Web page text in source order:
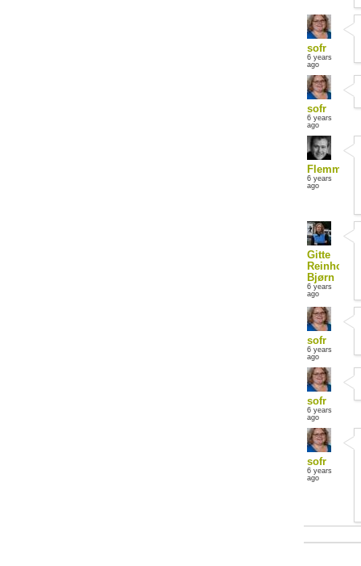
sofr
6 years
ago
sofr
6 years
ago
6 years
ago
Gitte
Reinhold
Bjørn
6 years
ago
sofr
6 years
ago
sofr
6 years
ago
sofr
6 years
ago